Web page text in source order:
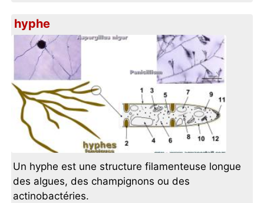
hyphe
Un hyphe est une structure filamenteuse longue
des algues, des champignons ou des
actinobactéries.